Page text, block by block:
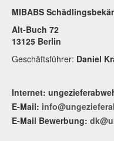
MIBABS
Alt-Buch 72
13125 Berlin
Geschäftsführer: Daniel
Internet:
E-Mail:
E-Mail Bewerbung: